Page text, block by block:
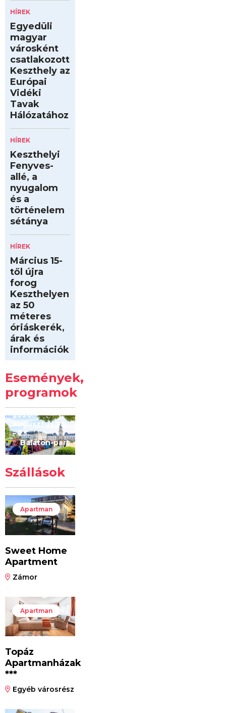
HÍREK
Egyedüli
magyar
városként
csatlakozott
Keszthely az
Európai
Vidéki
Tavak
Hálózatához
HÍREK
Keszthelyi
Fenyves-
allé, a
nyugalom
és a
történelem
sétánya
HÍREK
Március 15-
től újra
forog
Keszthelyen
az 50
méteres
óriáskerék,
árak és
információk
Események,
programok
Kilóméterek
2026
2026.
augusztus 22
– 23.
Balaton-part
Szállások
Apartman
Sweet Home
Apartment
Zámor
Apartman
Topáz
Apartmanházak
***
Egyéb városrész